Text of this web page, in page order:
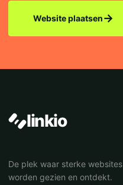
Website plaatsen→
linkio
De plek waar sterke websites
worden gezien en ontdekt.